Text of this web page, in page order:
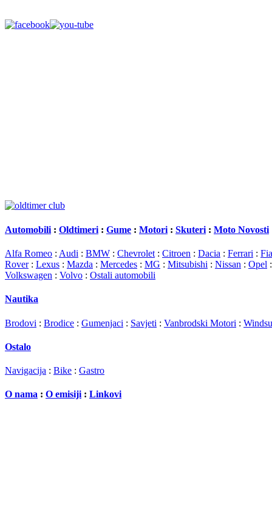
Automobili : Oldtimeri : Gume : Motori : Skuteri : Moto Novosti
Alfa Romeo : Audi : BMW : Chevrolet : Citroen : Dacia : Ferrari :
Rover: Lexus : Mazda : Mercedes : MG : Mitsubishi : Nissan : Opel
Volkswagen : Volvo : Ostali automobili
Nautika
Brodovi : Brodice : Gumenjaci : Savjeti : Vanbrodski Motori :
Ostalo
Navigacija : Bike : Gastro
O nama : O emisiji : Linkovi